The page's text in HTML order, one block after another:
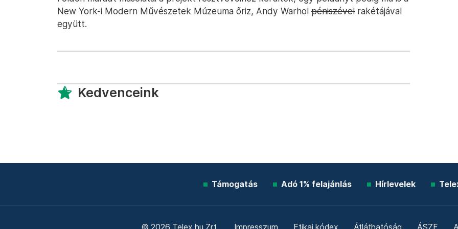
New York-i Modern Művészetek Múzeuma őriz, Andy Warhol péniszével rakétájával
együtt.
Kedvenceink
Támogatás Adó 1% felajánlás Hírlevelek